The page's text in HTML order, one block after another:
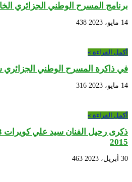
برنامج المسرح الوطني الجزائري
14 مايو، 2023 438
أكمل القراءة »
في ذاكرة المسرح الوطني الجزائري
14 مايو، 2023 316
أكمل القراءة »
2015
30 أبريل، 2023 463